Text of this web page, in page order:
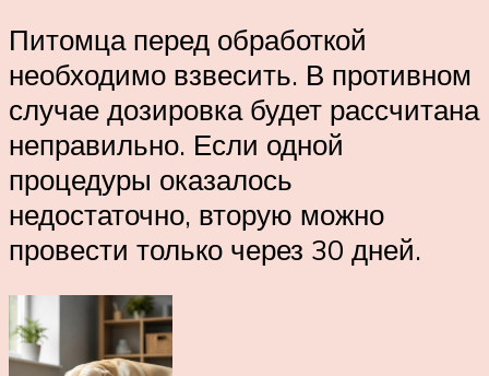
Питомца перед обработкой
необходимо взвесить. В противном
случае дозировка будет рассчитана
неправильно. Если одной
процедуры оказалось
недостаточно, вторую можно
провести только через 30 дней.